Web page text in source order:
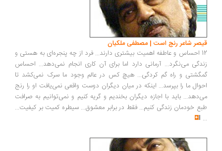
قیصر شاعر رنج است | مصطفی ملکیان
12 احساس و عاطفه اهمیت بیشتری دارند... فرد از چه پنجره‌ای به هستی و
زندگی می‌نگرد... آرمانی دارد اما برای آن کاری انجام نمی‌دهد... احساس
گمگشتی و راه گم کردگی... هیچ کس در عالم وجود ما سرک نمی‌کشد تا
احوال ما را بپرسد... اینکه در میان دیگران دوست واقعی نمی‌یافت او را رنج
می‌دهد... باید با اجازه دیگران بخندیم و گریه کنیم و نمی‌توانیم به صرافت
طبع خودمان زندگی کنیم... فقط در برابر معشوق... سیطره کمیت بر کیفیت...
...